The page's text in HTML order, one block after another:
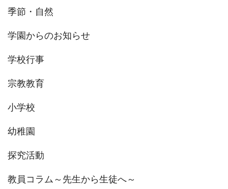
季節・自然
学園からのお知らせ
学校行事
宗教教育
小学校
幼稚園
探究活動
教員コラム～先生から生徒へ～